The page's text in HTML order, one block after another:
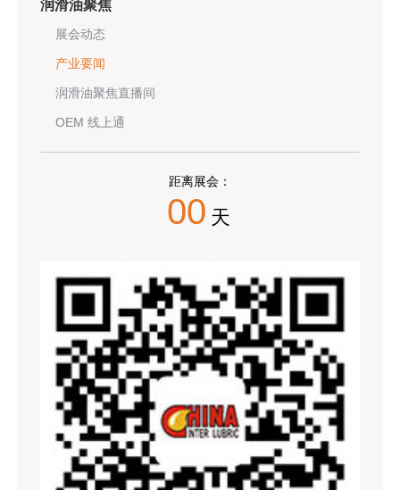
润滑油聚焦
展会动态
产业要闻
润滑油聚焦直播间
OEM 线上通
距离展会：
00 天